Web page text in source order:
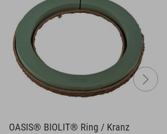
OASIS® ECObase® Ring